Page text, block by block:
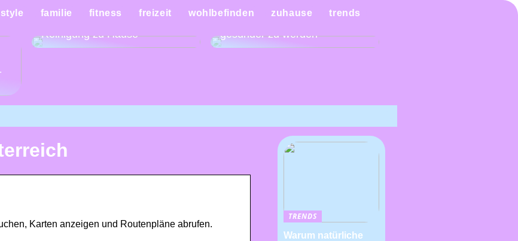
familie fitness freizeit wohlbefinden zuhause trends
Reinigung zu Hause
Machen Sie es sich mit einem
gesünder zu werden
Karten anzeigen und Routenpläne abrufen.
TRENDS
Warum natürliche